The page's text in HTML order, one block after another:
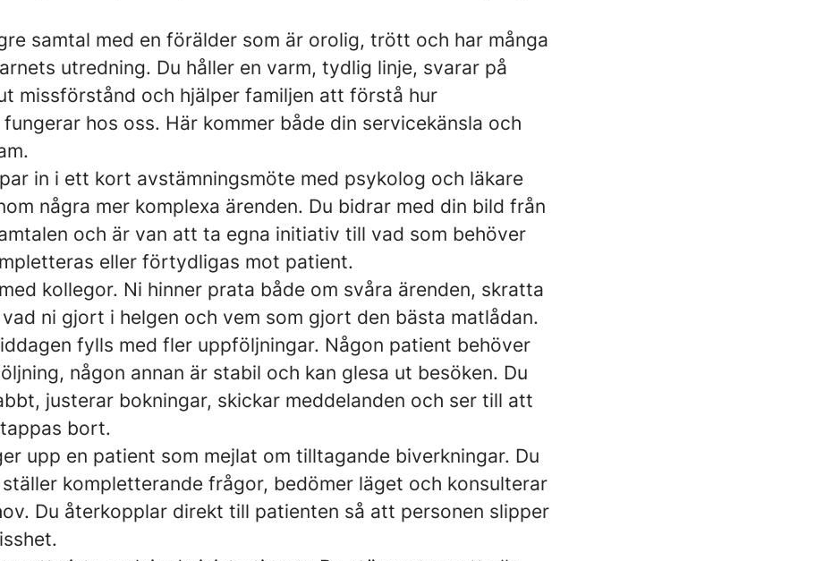
samtal med en förälder som är orolig, trött och har många
utredning. Du håller en varm, tydlig linje, svarar på
missförstånd och hjälper familjen att förstå hur
hos oss. Här kommer både din servicekänsla och
in i ett kort avstämningsmöte med psykolog och läkare
några mer komplexa ärenden. Du bidrar med din bild från
och är van att ta egna initiativ till vad som behöver
eller förtydligas mot patient.
kollegor. Ni hinner prata både om svåra ärenden, skratta
ni gjort i helgen och vem som gjort den bästa matlådan.
fylls med fler uppföljningar. Någon patient behöver
någon annan är stabil och kan glesa ut besöken. Du
justerar bokningar, skickar meddelanden och ser till att
bort.
upp en patient som mejlat om tilltagande biverkningar. Du
kompletterande frågor, bedömer läget och konsulterar
Du återkopplar direkt till patienten så att personen slipper